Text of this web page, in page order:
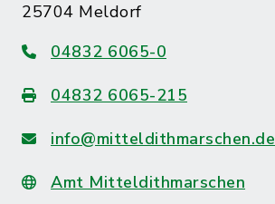
25704 Meldorf
04832 6065-0
04832 6065-215
info@mitteldithmarschen.de
Amt Mitteldithmarschen